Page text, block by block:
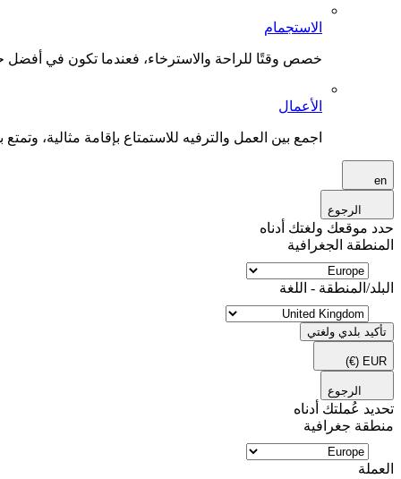
الاستجمام
خصص وقتًا للراحة والاسترخاء، فعندما تكون في أفضل
الأعمال
اجمع بين العمل والترفيه للاستمتاع بإقامة مثالية،
en
الرجوع
حدد موقعك ولغتك أدناه
المنطقة الجغرافية
البلد/المنطقة - اللغة
تأكيد بلدي ولغتي
EUR
(€)
الرجوع
تحديد عُملتك أدناه
منطقة جغرافية
العملة